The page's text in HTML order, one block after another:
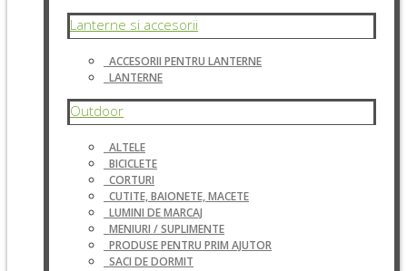
Lanterne si accesorii
ACCESORII PENTRU LANTERNE
LANTERNE
Outdoor
ALTELE
BICICLETE
CORTURI
CUTITE, BAIONETE, MACETE
LUMINI DE MARCAJ
MENIURI / SUPLIMENTE
PRODUSE PENTRU PRIM AJUTOR
SACI DE DORMIT